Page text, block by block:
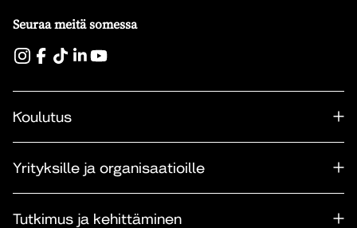
Seuraa meitä somessa
Koulutus
Yrityksille ja organisaatioille
Tutkimus ja kehittäminen